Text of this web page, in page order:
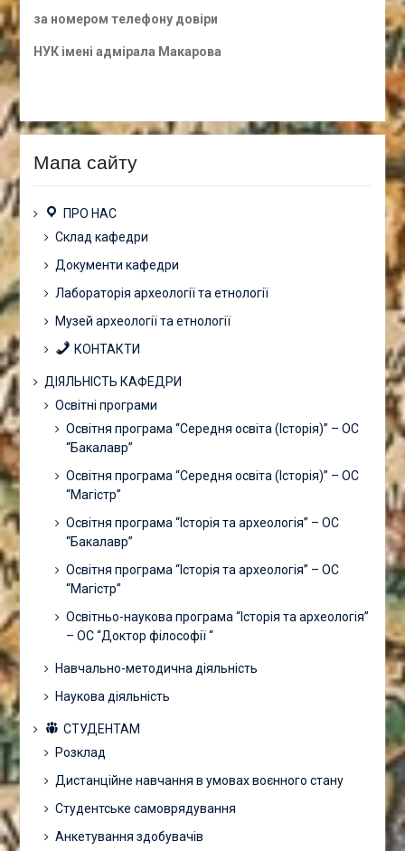
за номером телефону довіри
НУК імені адмірала Макарова
Мапа сайту
ПРО НАС
Склад кафедри
Документи кафедри
Лабораторія археології та етнології
Музей археології та етнології
КОНТАКТИ
ДІЯЛЬНІСТЬ КАФЕДРИ
Освітні програми
Освітня програма “Середня освіта (Історія)” – ОС
“Бакалавр”
Освітня програма “Середня освіта (Історія)” – ОС
“Магістр”
Освітня програма “Історія та археологія” – ОС
“Бакалавр”
Освітня програма “Історія та археологія” – ОС
“Магістр”
Освітньо-наукова програма “Історія та археологія”
– ОС “Доктор філософії “
Навчально-методична діяльність
Наукова діяльність
СТУДЕНТАМ
Розклад
Дистанційне навчання в умовах воєнного стану
Студентське самоврядування
Анкетування здобувачів